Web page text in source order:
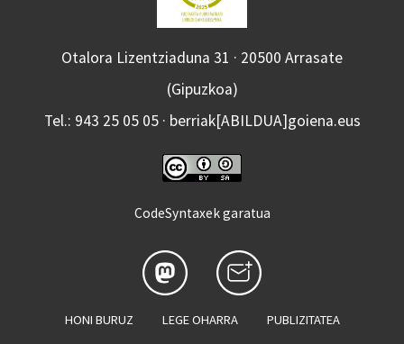
Otalora Lizentziaduna 31 · 20500 Arrasate
(Gipuzkoa)
Tel.: 943 25 05 05 · berriak[ABILDUA]goiena.eus
CodeSyntaxek garatua
HONI BURUZ LEGE OHARRA PUBLIZITATEA